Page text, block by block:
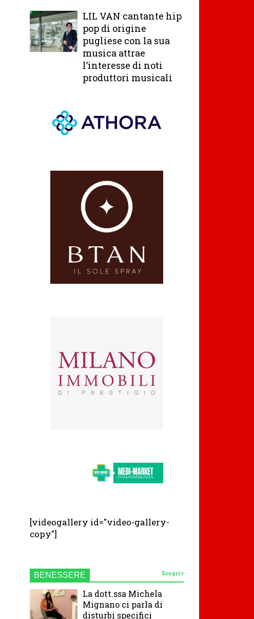
LIL VAN cantante hip
pop di origine
pugliese con la sua
musica attrae
l’interesse di noti
produttori musicali
[videogallery id="video-gallery-
copy"]
BENESSERE Scopri
La dott.ssa Michela
Mignano ci parla di
disturbi specifici